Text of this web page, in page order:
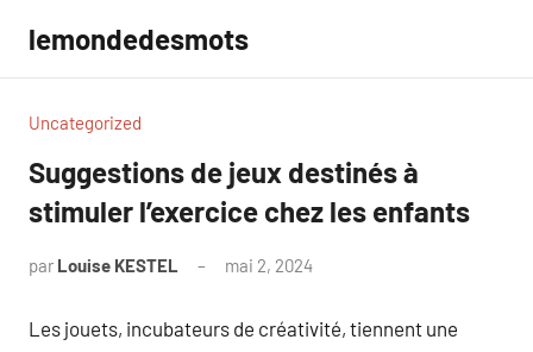
contenu
lemondedesmots
Uncategorized
Suggestions de jeux destinés à
stimuler l’exercice chez les enfants
par Louise KESTEL mai 2, 2024
Les jouets, incubateurs de créativité, tiennent une